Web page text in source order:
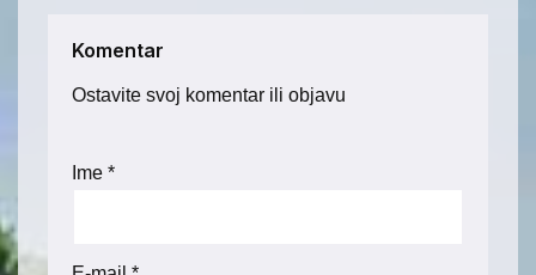
Komentar
Ostavite svoj komentar ili objavu
Ime *